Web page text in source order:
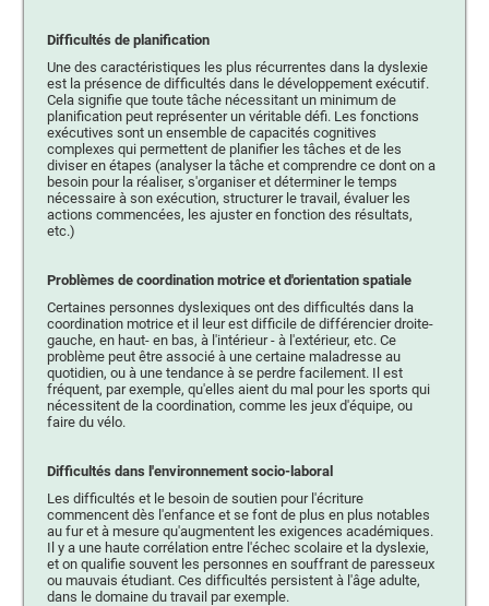
Difficultés de planification
Une des caractéristiques les plus récurrentes dans la dyslexie
est la présence de difficultés dans le développement exécutif.
Cela signifie que toute tâche nécessitant un minimum de
planification peut représenter un véritable défi. Les fonctions
exécutives sont un ensemble de capacités cognitives
complexes qui permettent de planifier les tâches et de les
diviser en étapes (analyser la tâche et comprendre ce dont on a
besoin pour la réaliser, s'organiser et déterminer le temps
nécessaire à son exécution, structurer le travail, évaluer les
actions commencées, les ajuster en fonction des résultats,
etc.)
Problèmes de coordination motrice et d'orientation spatiale
Certaines personnes dyslexiques ont des difficultés dans la
coordination motrice et il leur est difficile de différencier droite-
gauche, en haut- en bas, à l'intérieur - à l'extérieur, etc. Ce
problème peut être associé à une certaine maladresse au
quotidien, ou à une tendance à se perdre facilement. Il est
fréquent, par exemple, qu'elles aient du mal pour les sports qui
nécessitent de la coordination, comme les jeux d'équipe, ou
faire du vélo.
Difficultés dans l'environnement socio-laboral
Les difficultés et le besoin de soutien pour l'écriture
commencent dès l'enfance et se font de plus en plus notables
au fur et à mesure qu'augmentent les exigences académiques.
Il y a une haute corrélation entre l'échec scolaire et la dyslexie,
et on qualifie souvent les personnes en souffrant de paresseux
ou mauvais étudiant. Ces difficultés persistent à l'âge adulte,
dans le domaine du travail par exemple.